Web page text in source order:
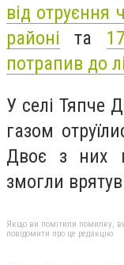
від
районі та
потрапив до
У селі Тяпче
газом
Двоє з них
змогли
Якщо ви помітили помилку,
повідомити про це редакцію